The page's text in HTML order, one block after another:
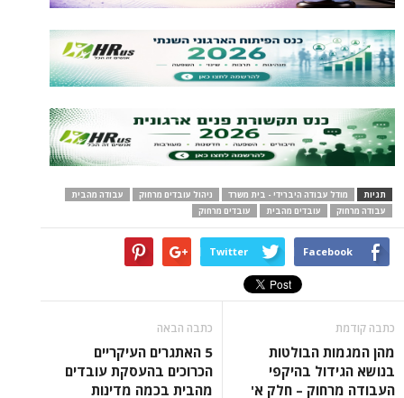
תגיות מודל עבודה היברידי - בית משרד ניהול עובדים מרחוק
עבודה מהבית
עבודה מרחוק
עובדים מהבית עובדים מרחוק
Facebook
Twitter
כתבה קודמת
מהן המגמות הבולטות
בנושא הגידול בהיקפי
העבודה מרחוק – חלק א'
כתבה הבאה
5 האתגרים העיקריים
הכרוכים בהעסקת עובדים
מהבית בכמה מדינות